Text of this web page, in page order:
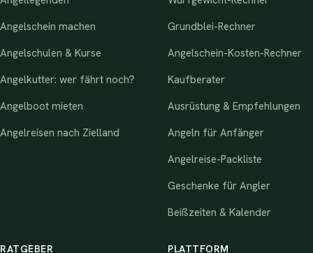
Angelschein machen
Angelschulen & Kurse
Angelkutter: wer fährt noch?
Angelboot mieten
Angelreisen nach Zielland
Grundblei-Rechner
Angelschein-Kosten-Rechner
Kaufberater
Ausrüstung & Empfehlungen
Angeln für Anfänger
Angelreise-Packliste
Geschenke für Angler
Beißzeiten & Kalender
RATGEBER PLATTFORM